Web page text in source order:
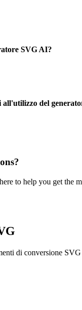
SVG AI?
all'utilizzo del
to help you get the
di conversione